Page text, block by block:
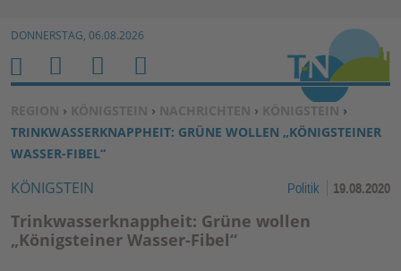
Zum Inhalt springen ↓
DONNERSTAG, 06.08.2026
SIE BEFINDEN SICH HIER:
REGION › KÖNIGSTEIN › NACHRICHTEN › KÖNIGSTEIN ›
TRINKWASSERKNAPPHEIT: GRÜNE WOLLEN „KÖNIGSTEINER
WASSER-FIBEL“
KÖNIGSTEIN Politik 19.08.2020
Trinkwasserknappheit: Grüne wollen
„Königsteiner Wasser-Fibel“
H
O
M
E
M
E
N
U
S
U
C
H
E
N
B
E
N
E
R